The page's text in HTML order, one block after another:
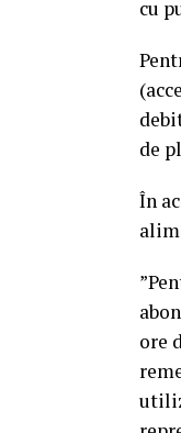
cu
de
În
ore